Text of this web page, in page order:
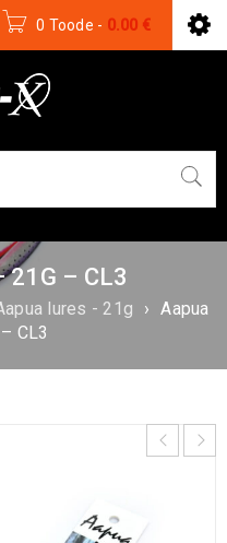
0 Toode - 0.00 €
21G – CL3
lures - 21g › Aapua
CL3